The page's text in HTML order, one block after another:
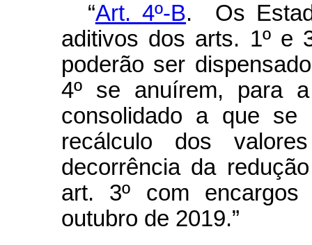
“Art. 4º-B. Os
aditivos dos arts. 1º e
poderão ser
4º se anuírem, para
consolidado a que
recálculo dos
decorrência da
art. 3º com
outubro de 2019.”